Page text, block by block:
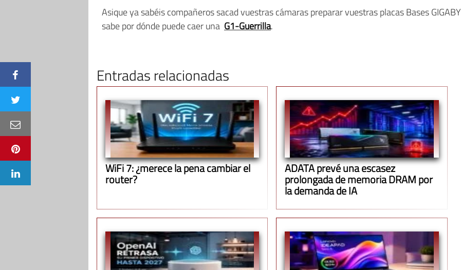
Asique ya sabéis compañeros sacad vuestras cámaras preparar vuestras placas Bases
sabe por dónde puede caer una G1-Guerrilla.
Entradas relacionadas
WiFi 7: ¿merece la pena cambiar el
router?
ADATA prevé una escasez
prolongada de memoria DRAM por
la demanda de IA